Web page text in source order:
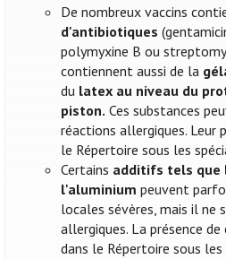
De nombreux vaccins
d'antibiotiques
polymyxine B ou
contiennent aussi de la
du latex au niveau du
piston. Ces substances
réactions allergiques. Leur
le Répertoire sous les
Certains additifs tels que
l'aluminium peuvent
locales sévères, mais il ne
allergiques. La présence
dans le Répertoire sous